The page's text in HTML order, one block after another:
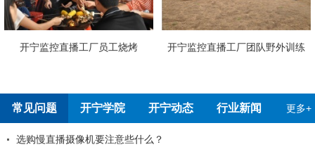
开宁监控直播工厂员工烧烤 开宁监控直播工厂团队野外训练
常见问题 开宁学院 开宁动态 行业新闻 更多+
选购慢直播摄像机要注意些什么？